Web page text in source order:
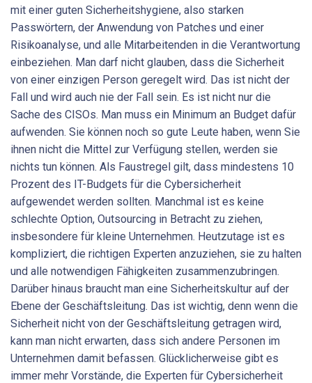
mit einer guten Sicherheitshygiene, also starken
Passwörtern, der Anwendung von Patches und einer
Risikoanalyse, und alle Mitarbeitenden in die Verantwortung
einbeziehen. Man darf nicht glauben, dass die Sicherheit
von einer einzigen Person geregelt wird. Das ist nicht der
Fall und wird auch nie der Fall sein. Es ist nicht nur die
Sache des CISOs. Man muss ein Minimum an Budget dafür
aufwenden. Sie können noch so gute Leute haben, wenn Sie
ihnen nicht die Mittel zur Verfügung stellen, werden sie
nichts tun können. Als Faustregel gilt, dass mindestens 10
Prozent des IT-Budgets für die Cybersicherheit
aufgewendet werden sollten. Manchmal ist es keine
schlechte Option, Outsourcing in Betracht zu ziehen,
insbesondere für kleine Unternehmen. Heutzutage ist es
kompliziert, die richtigen Experten anzuziehen, sie zu halten
und alle notwendigen Fähigkeiten zusammenzubringen.
Darüber hinaus braucht man eine Sicherheitskultur auf der
Ebene der Geschäftsleitung. Das ist wichtig, denn wenn die
Sicherheit nicht von der Geschäftsleitung getragen wird,
kann man nicht erwarten, dass sich andere Personen im
Unternehmen damit befassen. Glücklicherweise gibt es
immer mehr Vorstände, die Experten für Cybersicherheit